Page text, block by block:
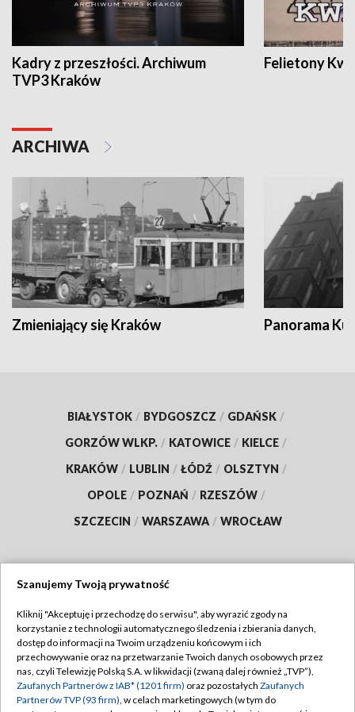
Kadry z przeszłości. Archiwum
TVP3 Kraków
Felietony
ARCHIWA
Zmieniający się Kraków Panorama
BIAŁYSTOK / BYDGOSZCZ / GDAŃSK /
GORZÓW WLKP. / KATOWICE / KIELCE /
KRAKÓW / LUBLIN / ŁÓDŹ / OLSZTYN /
OPOLE / POZNAŃ / RZESZÓW /
SZCZECIN / WARSZAWA / WROCŁAW
TVP
Abonament TVP
Emisja w TVP
Centrum informacji TVP
Regulamin TVP
Polityka prywatności
Szanujemy Twoją prywatność
Kliknij "Akceptuję i przechodzę do serwisu", aby wyrazić zgody na
korzystanie z technologii automatycznego śledzenia i zbierania danych,
dostęp do informacji na Twoim urządzeniu końcowym i ich
przechowywanie oraz na przetwarzanie Twoich danych osobowych przez
nas, czyli Telewizję Polską S.A. w likwidacji (zwaną dalej również „TVP”),
Zaufanych Partnerów z IAB* (1201 firm) oraz pozostałych Zaufanych
Partnerów TVP (93 firm), w celach marketingowych (w tym do